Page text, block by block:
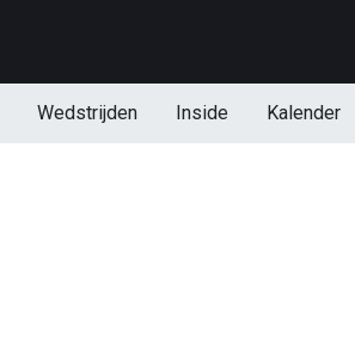
Wedstrijden Inside Kalender